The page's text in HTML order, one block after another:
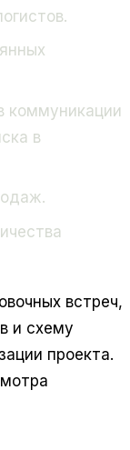
коммуникации
в
встреч,
и схему
проекта.